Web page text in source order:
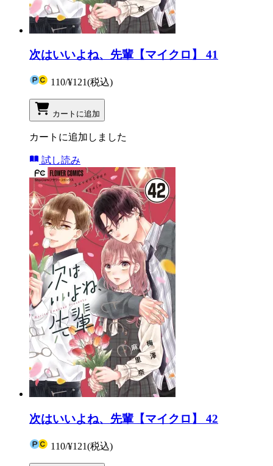
次はいいよね、先輩【マイクロ】 41
110/¥121(税込)
カートに追加
カートに追加しました
試し読み
次はいいよね、先輩【マイクロ】 42
110/¥121(税込)